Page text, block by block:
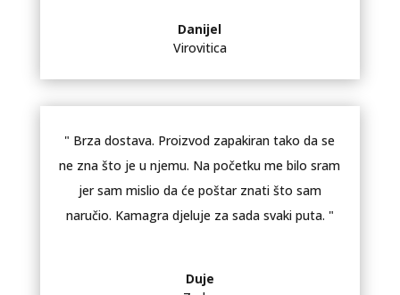
Danijel
Virovitica
" Brza dostava. Proizvod zapakiran tako da se
ne zna što je u njemu. Na početku me bilo sram
jer sam mislio da će poštar znati što sam
naručio. Kamagra djeluje za sada svaki puta. "
Duje